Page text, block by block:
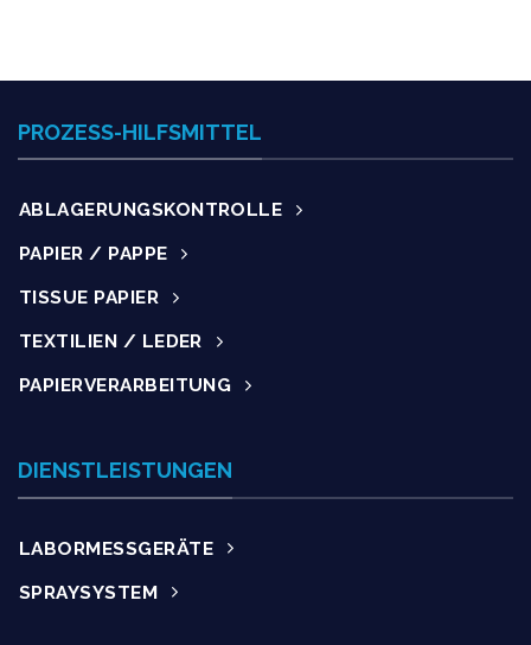
PROZESS-HILFSMITTEL
ABLAGERUNGSKONTROLLE
PAPIER / PAPPE
TISSUE PAPIER
TEXTILIEN / LEDER
PAPIERVERARBEITUNG
DIENSTLEISTUNGEN
LABORMESSGERÄTE
SPRAYSYSTEM